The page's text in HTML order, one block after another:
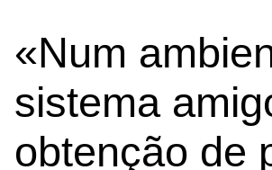
«Num
sistema
obtenção de